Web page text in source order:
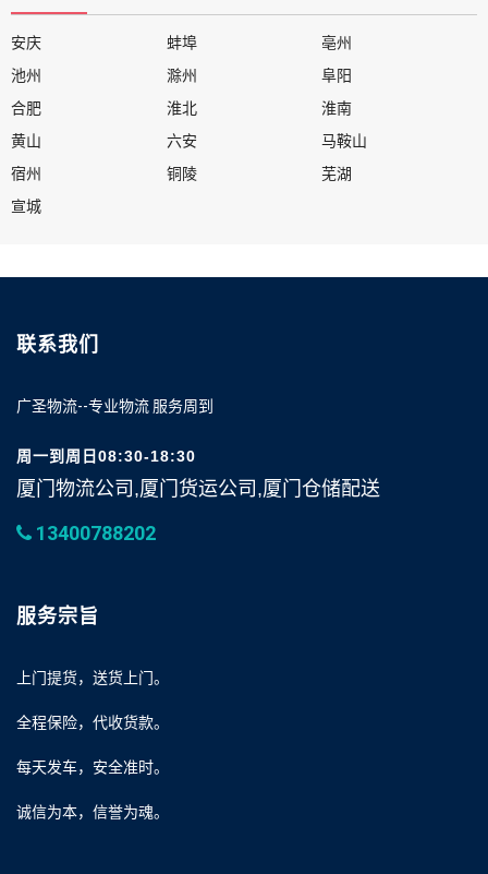
安庆 蚌埠
亳州
池州
滁州
阜阳
合肥
淮北
淮南
黄山
六安
马鞍山
宿州
铜陵
芜湖
宣城
联系我们
广圣物流--专业物流 服务周到
周一到周日08:30-18:30
厦门物流公司,厦门货运公司,厦门仓储配送
13400788202
服务宗旨
上门提货，送货上门。
全程保险，代收货款。
每天发车，安全准时。
诚信为本，信誉为魂。